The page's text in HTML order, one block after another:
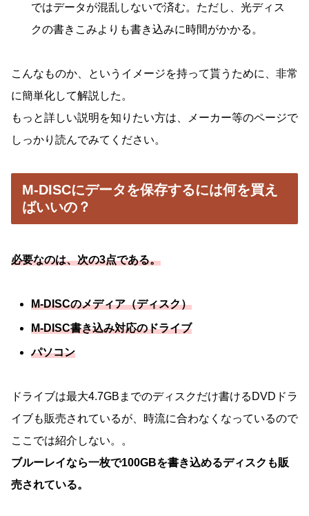
ではデータが混乱しないで済む。ただし、光ディス
クの書きこみよりも書き込みに時間がかかる。
こんなものか、というイメージを持って貰うために、非常
に簡単化して解説した。
もっと詳しい説明を知りたい方は、メーカー等のページで
しっかり読んでみてください。
M-DISCにデータを保存するには何を買え
ばいいの？
必要なのは、次の3点である。
M-DISCのメディア（ディスク）
M-DISC書き込み対応のドライブ
パソコン
ドライブは最大4.7GBまでのディスクだけ書けるDVDドラ
イブも販売されているが、時流に合わなくなっているので
ここでは紹介しない。。
ブルーレイなら一枚で100GBを書き込めるディスクも販
売されている。